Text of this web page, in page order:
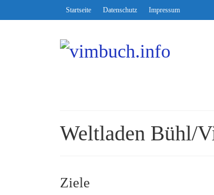
Startseite Datenschutz Impressum
Weltladen Bühl/
Ziele